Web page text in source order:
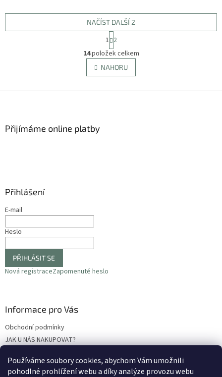
Používáme soubory cookies, abychom Vám umožnili
pohodlné prohlížení webu a díky analýze provozu webu
O
v
l
á
NAČÍST DALŠÍ 2
S
t
r
á
n
k
v
1 2
14položek celkem
NAHORU
Přijímáme online platby
Přihlášení
E-mail
Heslo
PŘIHLÁSIT SE
Nová registraceZapomenuté heslo
Informace pro Vás
Obchodní podmínky
JAK U NÁS NAKUPOVAT?
Odstoupení od smlouvy